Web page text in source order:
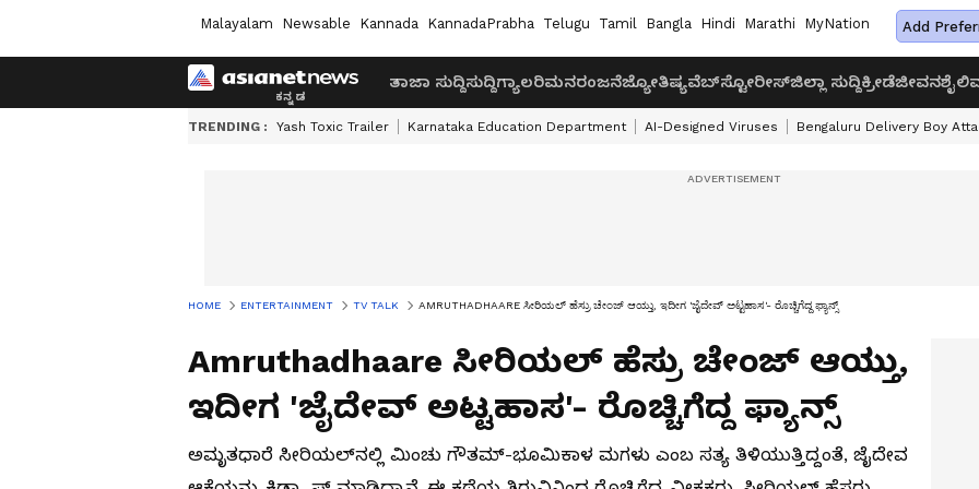
Malayalam Newsable Kannada KannadaPrabha Telugu Tamil Bangla Hindi Marathi MyNation Add
ತಾಜಾ ಸುದ್ದಿಸುದ್ದಿಗ್ಯಾಲರಿಮನರಂಜನೆಜ್ಯೋತಿಷ್ಯವೆಬ್‌ಸ್ಟೋರೀಸ್ಜಿಲ್ಲಾ ಸುದ್ದಿಕ್ರೀಡೆಜೀವನಶೈಲಿ
TRENDING : Yash Toxic Trailer Karnataka Education Department AI-Designed Viruses Bengaluru Delivery Boy
HOME ENTERTAINMENT TV TALK AMRUTHADHAARE ಸೀರಿಯಲ್​ ಹೆಸ್ರು ಚೇಂಜ್​ ಆಯ್ತು, ಇದೀಗ 'ಜೈದೇವ್​ ಅಟ್ಟಹಾಸ'- ರೊಚ್ಚಿಗೆದ್ದ ಫ್ಯಾನ್ಸ್​
Amruthadhaare ಸೀರಿಯಲ್​ ಹೆಸ್ರು ಚೇಂಜ್​ ಆಯ್ತು,
ಇದೀಗ 'ಜೈದೇವ್​ ಅಟ್ಟಹಾಸ'- ರೊಚ್ಚಿಗೆದ್ದ ಫ್ಯಾನ್ಸ್​
ಅಮೃತಧಾರೆ ಸೀರಿಯಲ್​ನಲ್ಲಿ ಮಿಂಚು ಗೌತಮ್-ಭೂಮಿಕಾಳ ಮಗಳು ಎಂಬ ಸತ್ಯ ತಿಳಿಯುತ್ತಿದ್ದಂತೆ, ಜೈದೇವ